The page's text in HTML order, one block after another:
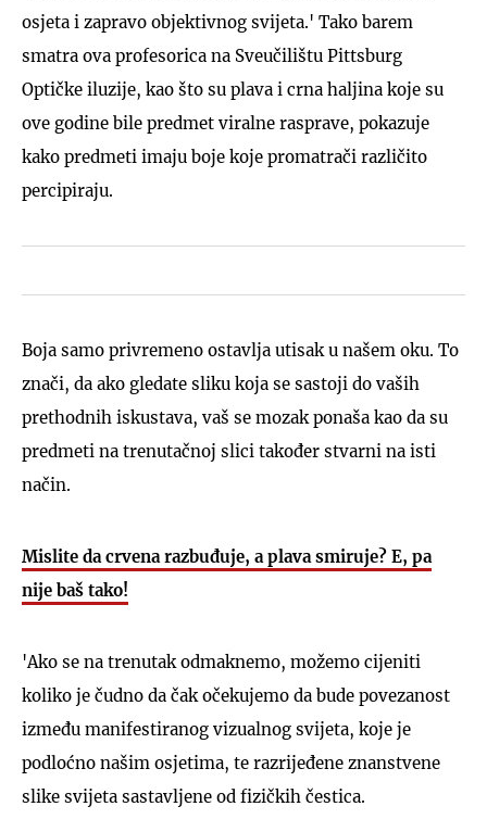
osjeta i zapravo objektivnog svijeta.' Tako barem
smatra ova profesorica na Sveučilištu Pittsburg
Optičke iluzije, kao što su plava i crna haljina koje su
ove godine bile predmet viralne rasprave, pokazuje
kako predmeti imaju boje koje promatrači različito
percipiraju.
Boja samo privremeno ostavlja utisak u našem oku. To
znači, da ako gledate sliku koja se sastoji do vaših
prethodnih iskustava, vaš se mozak ponaša kao da su
predmeti na trenutačnoj slici također stvarni na isti
način.
Mislite da crvena razbuđuje, a plava smiruje? E, pa
nije baš tako!
'Ako se na trenutak odmaknemo, možemo cijeniti
koliko je čudno da čak očekujemo da bude povezanost
između manifestiranog vizualnog svijeta, koje je
podloćno našim osjetima, te razrijeđene znanstvene
slike svijeta sastavljene od fizičkih čestica.